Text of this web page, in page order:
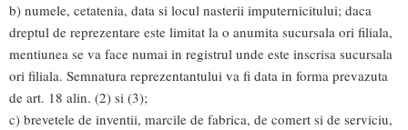
b) numele, cetatenia, data si locul nasterii imputernicitului; daca
dreptul de reprezentare este limitat la o anumita sucursala ori filiala,
mentiunea se va face numai in registrul unde este inscrisa sucursala
ori filiala. Semnatura reprezentantului va fi data in forma prevazuta
de art. 18 alin. (2) si (3);
c) brevetele de inventii, marcile de fabrica, de comert si de serviciu,